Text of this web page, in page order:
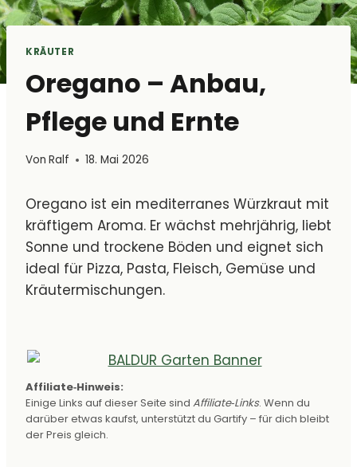
KRÄUTER
Oregano – Anbau,
Pflege und Ernte
Von Ralf 18. Mai 2026
Oregano ist ein mediterranes Würzkraut mit
kräftigem Aroma. Er wächst mehrjährig, liebt
Sonne und trockene Böden und eignet sich
ideal für Pizza, Pasta, Fleisch, Gemüse und
Kräutermischungen.
Affiliate‑Hinweis:
Einige Links auf dieser Seite sind Affiliate‑Links. Wenn du
darüber etwas kaufst, unterstützt du Gartify – für dich bleibt
der Preis gleich.